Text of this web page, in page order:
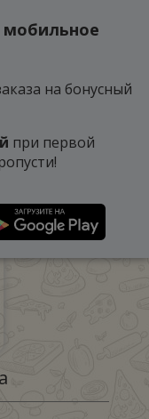
на бонусный
при первой